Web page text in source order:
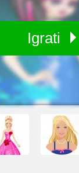
Igrati